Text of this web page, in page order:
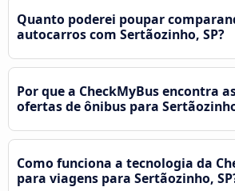
Quanto poderei poupar
autocarros com Sertãozinho, SP?
Por que a CheckMyBus encontra
ofertas de ônibus para
Como funciona a tecnologia da
para viagens para Sertãozinho,